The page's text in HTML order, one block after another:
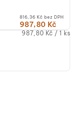
cena)
816,36 Kč bez DPH
987,80 Kč
Měrná
987,80 Kč / 1 ks